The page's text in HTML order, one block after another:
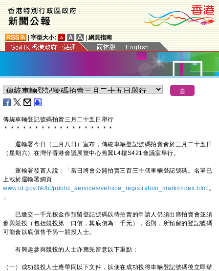
字型大小: 網頁指南
傳統車輛登記號碼拍賣三月二十五日舉行
＊ ＊ ＊ ＊ ＊ ＊ ＊ ＊ ＊ ＊ ＊ ＊ ＊ ＊ ＊ ＊ ＊ ＊
運輸署今日（三月八日）宣布，傳統車輛登記號碼拍賣會於三月二十五日
（星期六）在灣仔香港會議展覽中心舊翼L4樓S421會議室舉行。
運輸署發言人說：「當日將會公開拍賣三百三十個車輛登記號碼。名單已
上載於運輸署網頁
www.td.gov.hk/tc/public_services/vehicle_registration_mark/index.html 。
」
已繳交一千元按金作預留登記號碼以待拍賣的申請人仍須出席拍賣會並須
參與競投（包括競投第一口價，其底價為一千元），否則，所預留的登記號碼
可能會以底價售予另一競投人士。
有興趣參與競投的人士亦應先留意以下重點：
（一）成功競投人士應帶同以下文件，以便在成功投得車輛登記號碼後立即辦